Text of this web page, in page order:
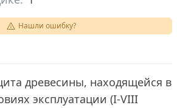
Нашли ошибку?
древесины, находящейся в
эксплуатации (I-VIII